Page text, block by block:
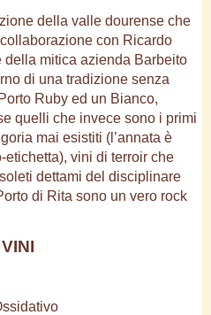
della valle dourense che
con Ricardo
della mitica azienda Barbeito
di una tradizione senza
Ruby ed un Bianco,
quelli che invece sono i primi
mai esistiti (l’annata è
etichetta), vini di terroir che
dettami del disciplinare
di Rita sono un vero rock